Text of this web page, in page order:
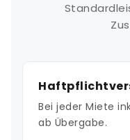
Bei jeder Miete
ab Übergabe.